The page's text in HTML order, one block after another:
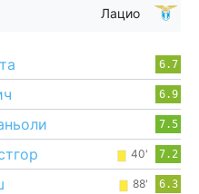
Лацио
6.7
6.9
7.5
40' 7.2
88' 6.3